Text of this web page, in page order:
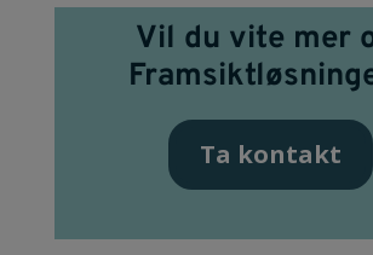
Vil du vite mer
Ta kontakt